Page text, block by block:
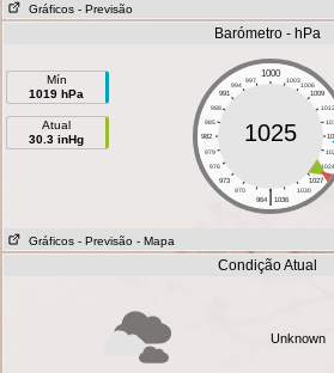
Gráficos - Previsão
Barómetro - hPa
Mín
1019 hPa
Atual
30.3 inHg
1000
997 1003
994
1006
991
1009
988
1012
985
982
979
976
1024
973
1027
970
1030
|
964 1036
1025
Gráficos - Previsão - Mapa
Condição Atual
Unknown